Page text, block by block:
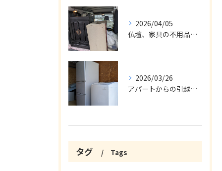
2026/04/05
仏壇、家具の不用品回収
2026/03/26
アパートからの引越の不用品回収
タグ Tags